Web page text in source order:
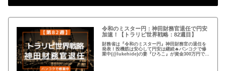
令和のミスター円：神田財務官退任で円安
加速！【トラリピ世界戦略：82週目】
財務省は『令和のミスター円』神田財務官の退任を
発表！投機筋は安心して円安は継続🔥バンコクで修
業中(@lukehide)の妻『ひろこ』が資金300万円で